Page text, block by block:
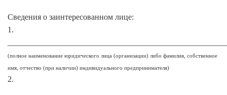
Сведения о заинтересованном лице:
1.
(полное наименование юридического лица (организации) либо фамилия, собственное
имя, отчество (при наличии) индивидуального предпринимателя)
2.